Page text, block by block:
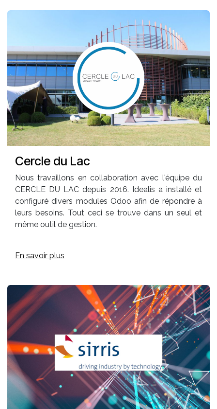
Cercle du Lac
Nous travaillons en collaboration avec l'équipe du
CERCLE DU LAC depuis 2016. Idealis a installé et
configuré divers modules Odoo afin de répondre à
leurs besoins. Tout ceci se trouve dans un seul et
même outil de gestion.
En savoir plus